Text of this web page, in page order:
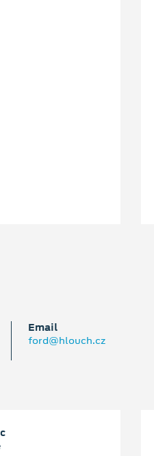
Email
ford@hlouch.cz